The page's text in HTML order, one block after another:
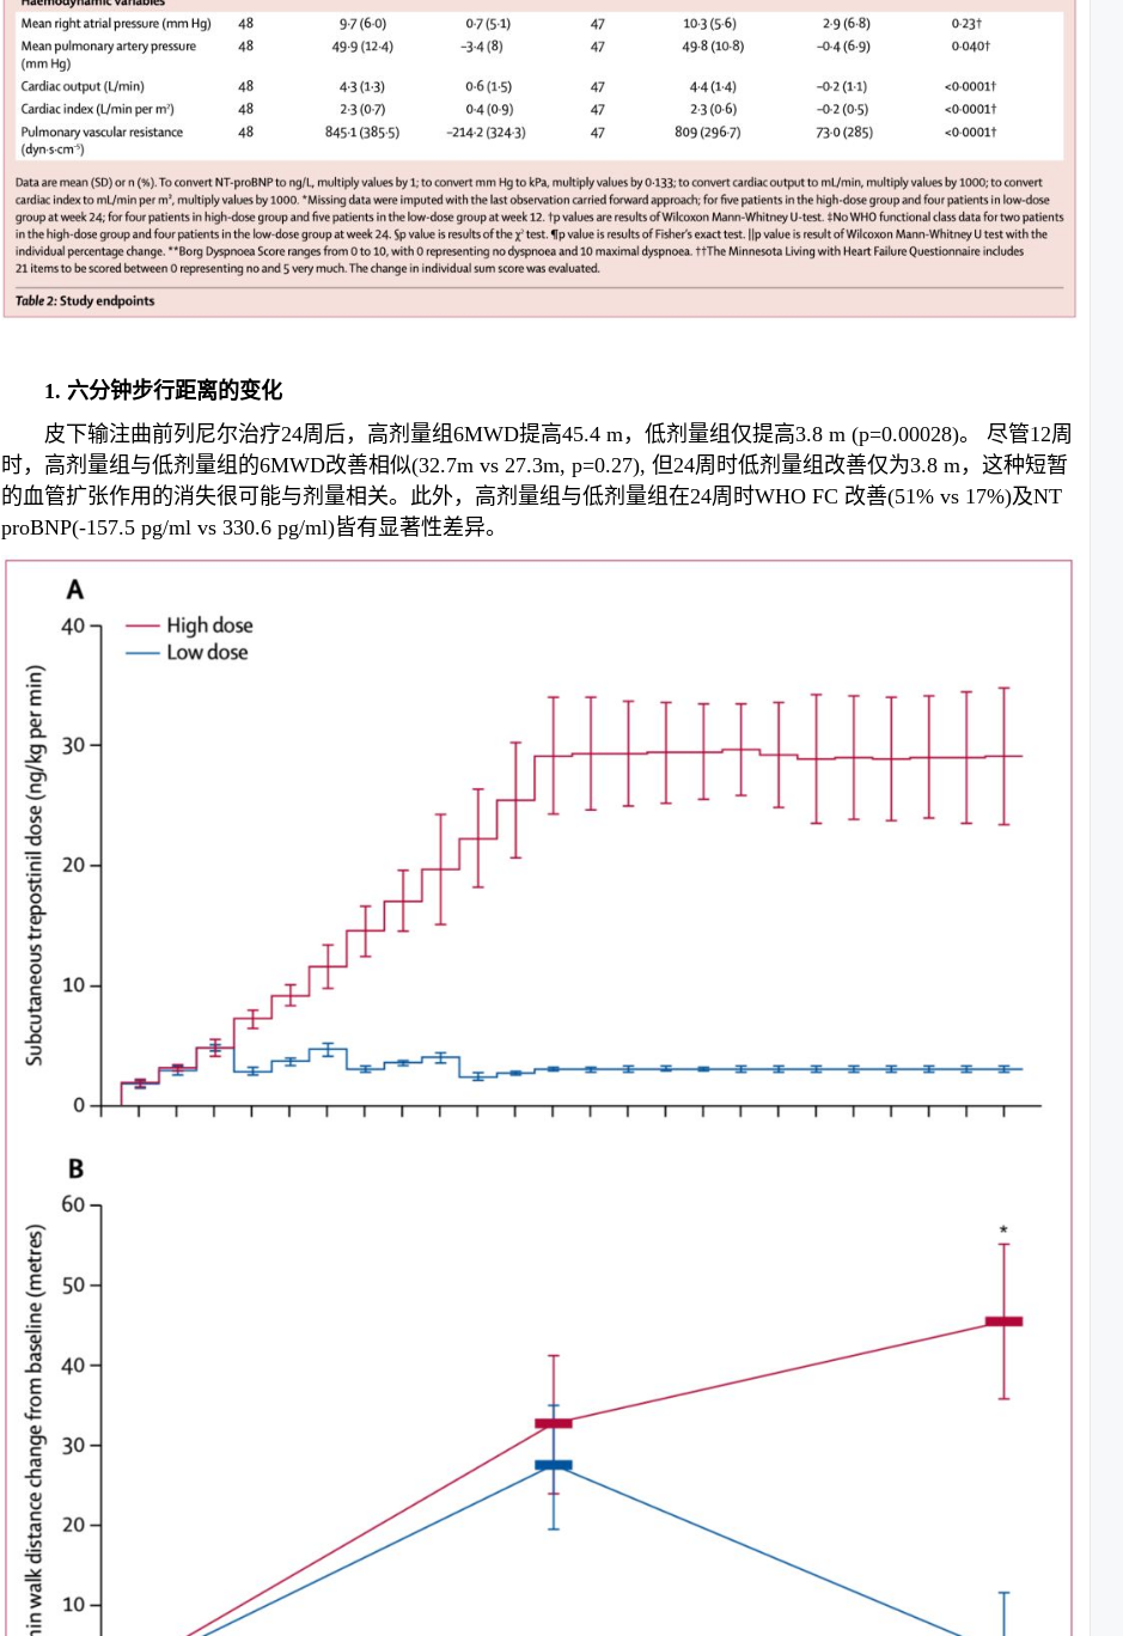
1. 六分钟步行距离的变化
皮下输注曲前列尼尔治疗24周后，高剂量组6MWD提高45.4 m，低剂量组仅提高3.8 m (p=0.00028)。 尽管12周
时，高剂量组与低剂量组的6MWD改善相似(32.7m vs 27.3m, p=0.27), 但24周时低剂量组改善仅为3.8 m，这种短暂
的血管扩张作用的消失很可能与剂量相关。此外，高剂量组与低剂量组在24周时WHO FC 改善(51% vs 17%)及NT
proBNP(-157.5 pg/ml vs 330.6 pg/ml)皆有显著性差异。